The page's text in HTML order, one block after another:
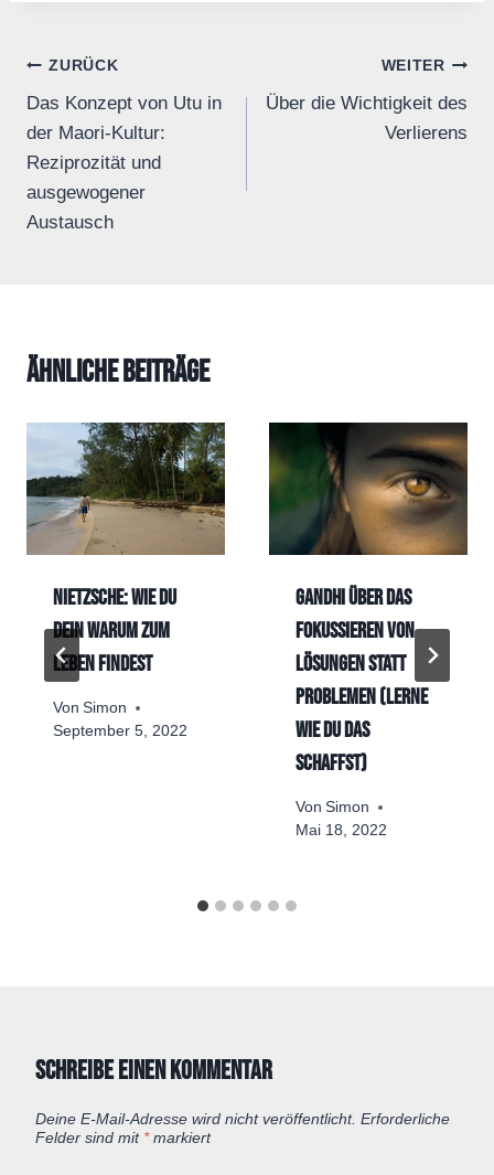
Beitrags-
Navigation
ZURÜCK
Das Konzept von Utu in
der Maori-Kultur:
Reziprozität und
ausgewogener
Austausch
WEITER
Über die Wichtigkeit des
Verlierens
Ähnliche Beiträge
Nietzsche: Wie du
dein Warum zum
Leben findest
Von Simon
September 5, 2022
Gandhi über das
Fokussieren von
Lösungen statt
Problemen (lerne
wie du das
schaffst)
Von Simon
Mai 18, 2022
Schreibe einen Kommentar
Deine E-Mail-Adresse wird nicht veröffentlicht. Erforderliche
Felder sind mit *markiert